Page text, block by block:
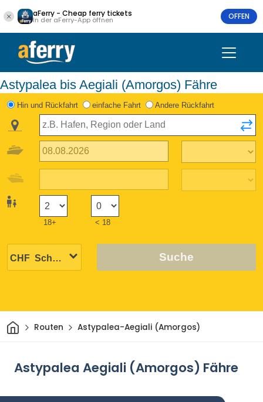
aFerry - Cheap ferry tickets
In der aFerry-App öffnen OFFEN
Astypalea bis Aegiali (Amorgos) Fähre
Hin und Rückfahrt einfache Fahrt Andere Rückfahrt
18+ < 18
Suche
HeimRouten Astypalea-Aegiali (Amorgos)
Astypalea Aegiali (Amorgos) Fähre